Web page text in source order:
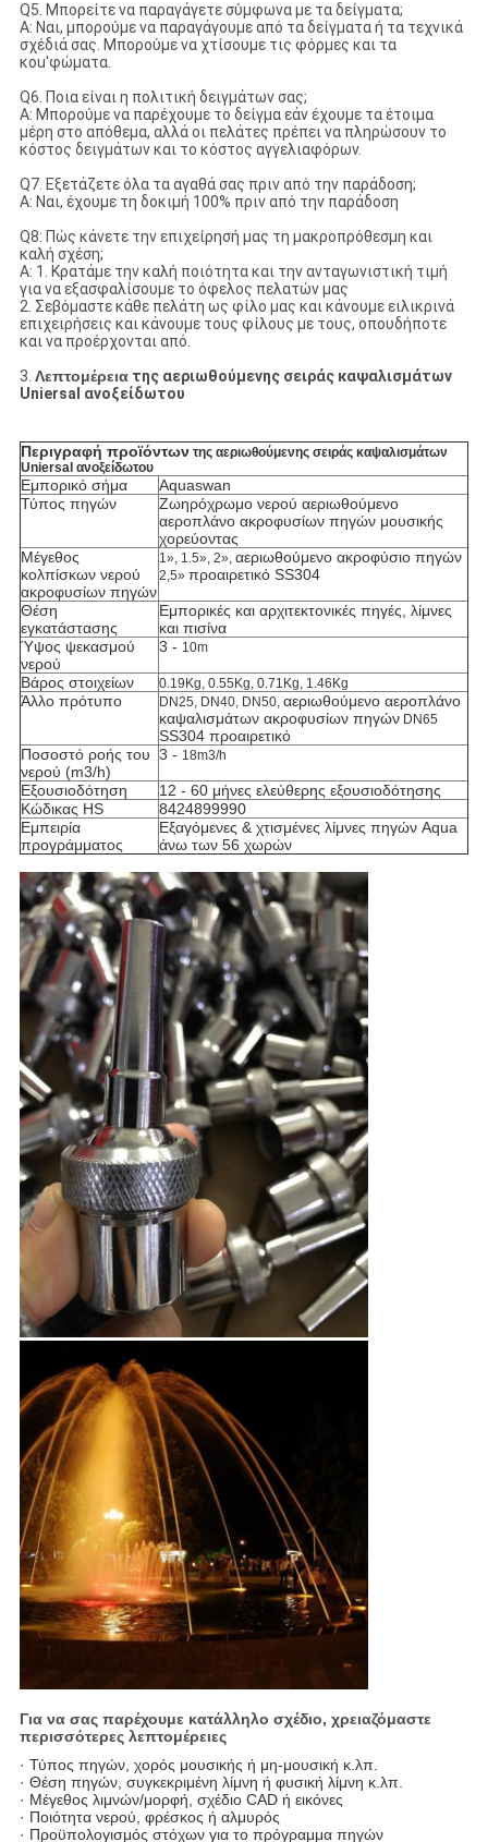
Q5. Μπορείτε να παραγάγετε σύμφωνα με τα δείγματα;
Α: Ναι, μπορούμε να παραγάγουμε από τα δείγματα ή τα τεχνικά
σχέδιά σας. Μπορούμε να χτίσουμε τις φόρμες και τα
κοu'φώματα.
Q6. Ποια είναι η πολιτική δειγμάτων σας;
Α: Μπορούμε να παρέχουμε το δείγμα εάν έχουμε τα έτοιμα
μέρη στο απόθεμα, αλλά οι πελάτες πρέπει να πληρώσουν το
κόστος δειγμάτων και το κόστος αγγελιαφόρων.
Q7. Εξετάζετε όλα τα αγαθά σας πριν από την παράδοση;
Α: Ναι, έχουμε τη δοκιμή 100% πριν από την παράδοση
Q8: Πώς κάνετε την επιχείρησή μας τη μακροπρόθεσμη και
καλή σχέση;
Α: 1. Κρατάμε την καλή ποιότητα και την ανταγωνιστική τιμή
για να εξασφαλίσουμε το όφελος πελατών μας
2. Σεβόμαστε κάθε πελάτη ως φίλο μας και κάνουμε ειλικρινά
επιχειρήσεις και κάνουμε τους φίλους με τους, οπουδήποτε
και να προέρχονται από.
3. Λεπτομέρειατης αεριωθούμενης σειράς καψαλισμάτων
Uniersal ανοξείδωτου
Περιγραφή προϊόντωντης αεριωθούμενης σειράς καψαλισμάτων
Uniersal ανοξείδωτου
Εμπορικό σήμα
Aquaswan
Τύπος πηγών
Ζωηρόχρωμο νερού αεριωθούμενο
αεροπλάνο ακροφυσίων πηγών μουσικής
χορεύοντας
Μέγεθος
κολπίσκων νερού
ακροφυσίων πηγών
1», 1.5», 2», αεριωθούμενο ακροφύσιοπηγών
2,5» προαιρετικό SS304
Θέση
εγκατάστασης
Εμπορικές και αρχιτεκτονικές πηγές, λίμνες
και πισίνα
Ύψος ψεκασμού
νερού
3 - 10m
Βάρος στοιχείων 0.19Kg, 0.55Kg, 0.71Kg, 1.46Kg
Άλλο πρότυπο DN25, DN40, DN50, αεριωθούμενο αεροπλάνο
καψαλισμάτων ακροφυσίων πηγώνDN65
SS304 προαιρετικό
Ποσοστό ροής του
νερού (m3/h)
3 - 18m3/h
Εξουσιοδότηση
12 - 60 μήνες ελεύθερης εξουσιοδότησης
Κώδικας HS
8424899990
Εμπειρία
προγράμματος
Εξαγόμενες & χτισμένες λίμνες πηγών Aqua
άνω των 56 χωρών
Για να σας παρέχουμε κατάλληλο σχέδιο, χρειαζόμαστε
περισσότερες λεπτομέρειες
· Τύπος πηγών, χορός μουσικής ή μη-μουσική κ.λπ.
· Θέση πηγών, συγκεκριμένη λίμνη ή φυσική λίμνη κ.λπ.
· Μέγεθος λιμνών/μορφή, σχέδιο CAD ή εικόνες
· Ποιότητα νερού, φρέσκος ή αλμυρός
· Προϋπολογισμός στόχων για το πρόγραμμα πηγών